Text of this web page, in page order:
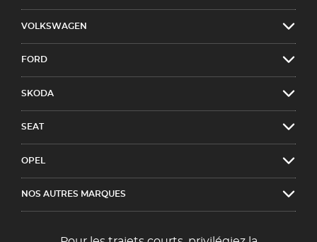
VOLKSWAGEN
FORD
SKODA
SEAT
OPEL
NOS AUTRES MARQUES